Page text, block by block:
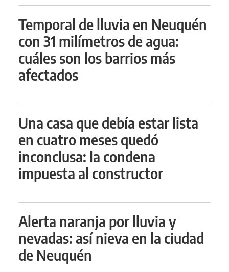
Temporal de lluvia en Neuquén
con 31 milímetros de agua:
cuáles son los barrios más
afectados
Una casa que debía estar lista
en cuatro meses quedó
inconclusa: la condena
impuesta al constructor
Alerta naranja por lluvia y
nevadas: así nieva en la ciudad
de Neuquén